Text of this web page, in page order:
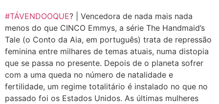
#TÁVENDOOQUE? | Vencedora de nada mais nada
menos do que CINCO Emmys, a série The Handmaid’s
Tale (o Conto da Aia, em português) trata de repressão
feminina entre milhares de temas atuais, numa distopia
que se passa no presente. Depois de o planeta sofrer
com a uma queda no número de natalidade e
fertilidade, um regime totalitário é instalado no que no
passado foi os Estados Unidos. As últimas mulheres